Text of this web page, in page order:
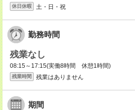
休日休暇 土・日・祝
勤務時間
残業なし
08:15～17:15(実働8時間 休憩1時間)
残業時間 残業はありません
期間